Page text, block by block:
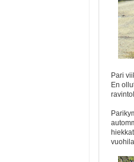
Pari
En